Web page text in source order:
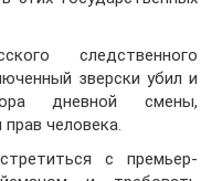
следственного
зверски убил и
дневной смены,
человека.
с премьер-